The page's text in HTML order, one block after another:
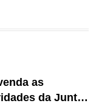
as
da Junta